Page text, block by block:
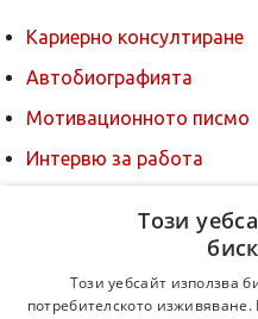
Кариерно консултиране
Автобиографията
Мотивационното писмо
Интервю за работа
За новодошли
Този
Този уебсайт използва
потребителското